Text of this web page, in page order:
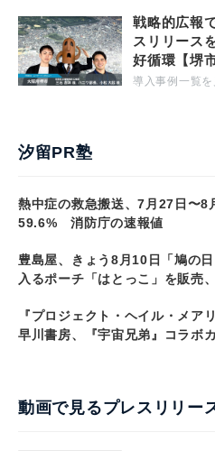
戦略的広報
スリリース
好循環【堺
導入事例一覧を
汐留PR塾
熱中症の救急搬送、7月27日〜
59.6% 消防庁の速報値
豊島屋、きょう8月10日「鳩の
入るポーチ「はとっこ」を販売
『プロジェクト・ヘイル・メ
早川書房、『宇宙兄弟』コラボ
動画で見るプレスリリー